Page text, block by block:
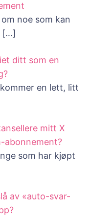
noe som kan
[…]
ditt som en
en lett, litt
mitt X
abonnement?
som har kjøpt
av «auto-svar-